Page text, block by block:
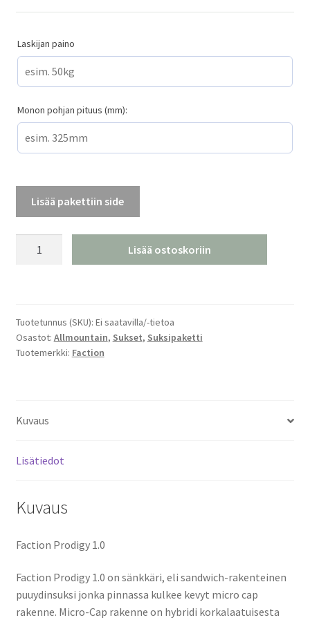
Laskijan paino
Monon pohjan pituus (mm):
Lisää pakettiin side
Lisää ostoskoriin
Tuotetunnus (SKU): Ei saatavilla/-tietoa
Osastot: Allmountain, Sukset, Suksipaketti
Tuotemerkki: Faction
Kuvaus
Lisätiedot
Kuvaus
Faction Prodigy 1.0
Faction Prodigy 1.0 on sänkkäri, eli sandwich-rakenteinen
puuydinsuksi jonka pinnassa kulkee kevyt micro cap
rakenne. Micro-Cap rakenne on hybridi korkalaatuisesta